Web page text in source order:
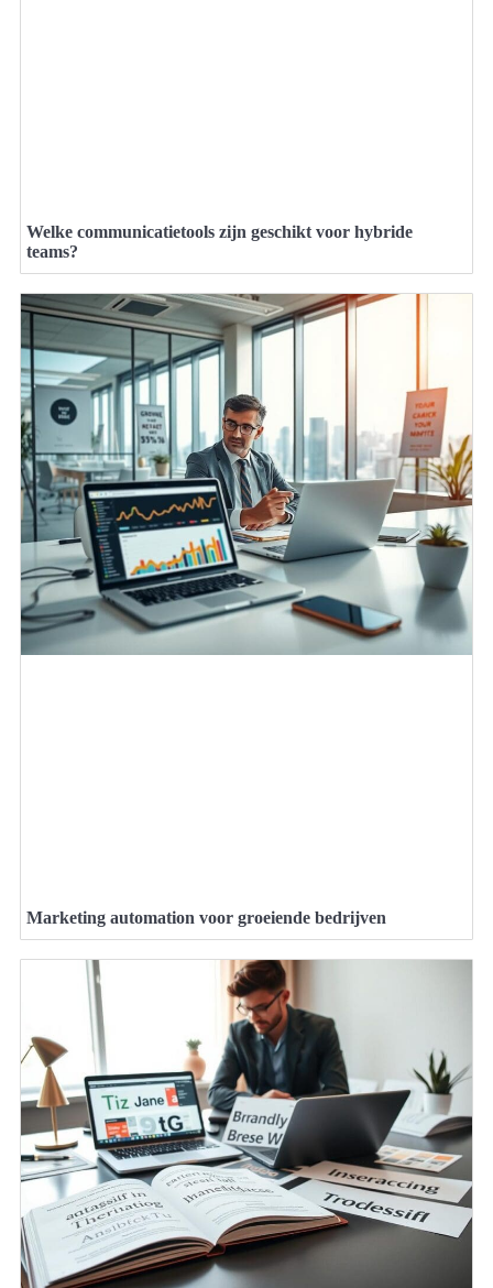
Welke communicatietools zijn geschikt voor hybride
teams?
Marketing automation voor groeiende bedrijven